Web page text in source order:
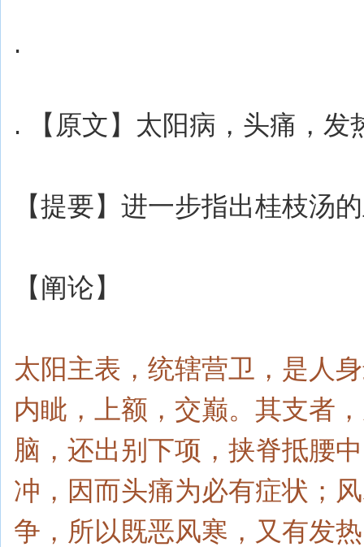
.
. 【原文】太阳病，头痛，
【提要】进一步指出桂枝汤
【阐论】
太阳主表，统辖营卫，是人
内眦，上额，交巅。其支者
脑，还出别下项，挟脊抵腰
冲，因而头痛为必有症状；
争，所以既恶风寒，又有发